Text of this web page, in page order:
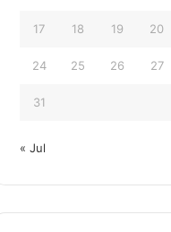
17 18 19 20
24 25 26 27
31
« Jul